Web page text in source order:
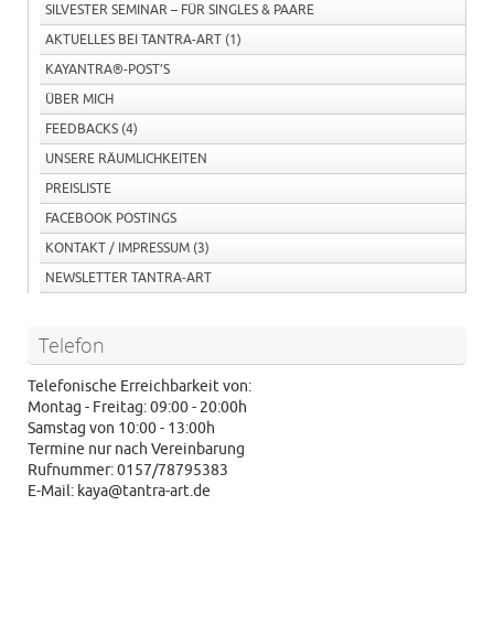
SILVESTER SEMINAR – FÜR SINGLES & PAARE
AKTUELLES BEI TANTRA-ART (1)
KAYANTRA®-POST’S
ÜBER MICH
FEEDBACKS (4)
UNSERE RÄUMLICHKEITEN
PREISLISTE
FACEBOOK POSTINGS
KONTAKT / IMPRESSUM (3)
NEWSLETTER TANTRA-ART
Telefon
Telefonische Erreichbarkeit von:
Montag - Freitag: 09:00 - 20:00h
Samstag von 10:00 - 13:00h
Termine nur nach Vereinbarung
Rufnummer: 0157/78795383
E-Mail: kaya@tantra-art.de